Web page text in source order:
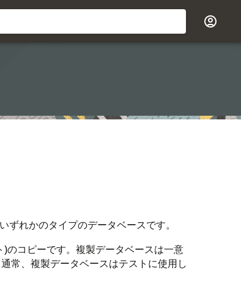
れかのタイプのデータベースです。
のコピーです。複製データベースは一意
常、複製データベースはテストに使用し